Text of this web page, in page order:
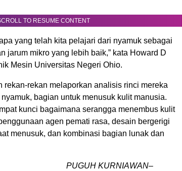
TO RESUME CONTENT
yang telah kita pelajari dari nyamuk sebagai
jarum mikro yang lebih baik,” kata Howard D
Mesin Universitas Negeri Ohio.
rekan-rekan melaporkan analisis rinci mereka
bagian untuk menusuk kulit manusia.
kunci bagaimana serangga menembus kulit
agen pemati rasa, desain bergerigi
menusuk, dan kombinasi bagian lunak dan
PUGUH KURNIAWAN–